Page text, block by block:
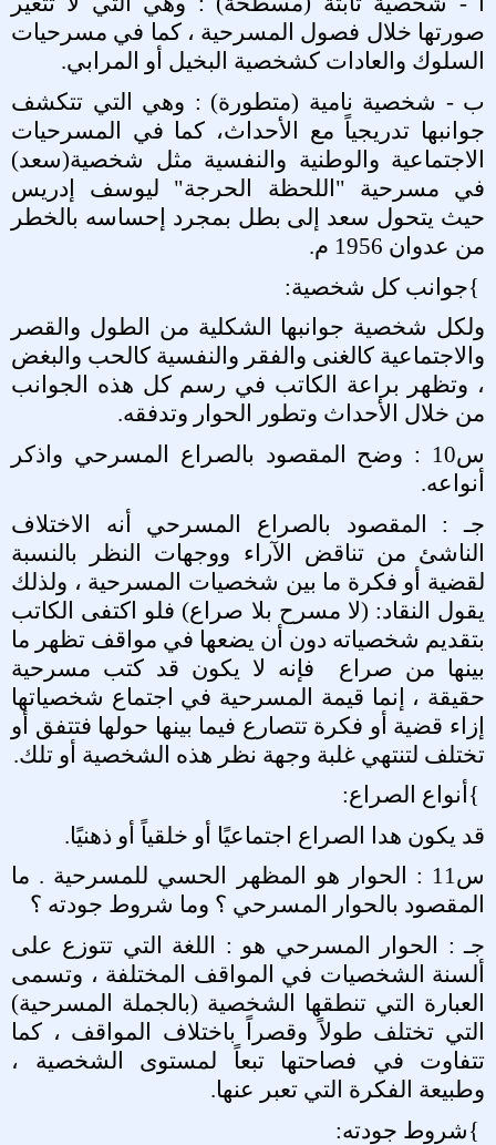
صورتها خلال فصول المسرحية ، كما في مسرحيات
السلوك والعادات كشخصية البخيل أو المرابي.
ب - شخصية نامية (متطورة) : وهي التي تتكشف
جوانبها تدريجياً مع الأحداث، كما في المسرحيات
الاجتماعية والوطنية والنفسية مثل شخصية(سعد)
في مسرحية "اللحظة الحرجة" ليوسف إدريس
حيث يتحول سعد إلى بطل بمجرد إحساسه بالخطر
من عدوان 1956 م
.
{جوانب كل شخصية:
ولكل شخصية جوانبها الشكلية من الطول والقصر
والاجتماعية كالغنى والفقر والنفسية كالحب والبغض
، وتظهر براعة الكاتب في رسم كل هذه الجوانب
من خلال الأحداث وتطور الحوار وتدفقه.
س10 : وضح المقصود بالصراع المسرحي واذكر
أنواعه.
جـ : المقصود بالصراع المسرحي أنه الاختلاف
الناشئ من تناقض الآراء ووجهات النظر بالنسبة
لقضية أو فكرة ما بين شخصيات المسرحية ، ولذلك
يقول النقاد: (لا مسرح بلا صراع) فلو اكتفى الكاتب
بتقديم شخصياته دون أن يضعها في مواقف تظهر ما
بينها من صراع
فإنه لا يكون قد كتب مسرحية
حقيقة ، إنما قيمة المسرحية في اجتماع شخصياتها
إزاء قضية أو فكرة تتصارع فيما بينها حولها فتتفق أو
تختلف لتنتهي غلبة وجهة نظر هذه الشخصية أو تلك.
{ أنواع الصراع:
قد يكون هدا الصراع اجتماعيًا أو خلقياً أو ذهنيًا.
س11 : الحوار هو المظهر الحسي للمسرحية . ما
المقصود بالحوار المسرحي ؟ وما شروط جودته ؟
جـ : الحوار المسرحي هو : اللغة التي تتوزع على
ألسنة الشخصيات في المواقف المختلفة ، وتسمى
العبارة التي تنطقها الشخصية (بالجملة المسرحية)
التي تختلف طولاً وقصراً باختلاف المواقف ، كما
تتفاوت في فصاحتها تبعاً لمستوى الشخصية ،
وطبيعة الفكرة التي تعبر عنها.
{شروط جودته: